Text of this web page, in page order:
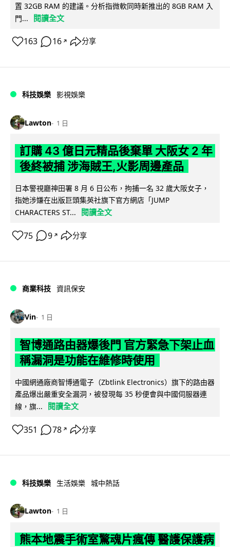
置 32GB RAM 的建議。分析指微軟同時新推出的 8GB RAM 入
門...
閱讀全文
163 16 ↗ 分享
科技娛樂 影視娛樂
Lawton 1 日
訂購 43 億日元精品後棄單 大阪女 2 年
後終被捕 涉海賊王,火影周邊產品
日本警視廳神田署 8 月 6 日公布，拘捕一名 32 歲大阪女子，
指她涉嫌在出版巨頭集英社旗下官方網店「JUMP
CHARACTERS ST...
閱讀全文
75 9 ↗ 分享
商業科技 資訊保安
Vin 1 日
智博通路由器爆後門 官方緊急下架止血
稱漏洞是功能在維修時使用
中國網通廠商智博通電子（Zbtlink Electronics）旗下的路由器
產品爆出嚴重安全漏洞，被發現每 35 秒便會與中國伺服器連
線，旗...
閱讀全文
351 78 ↗ 分享
科技娛樂 生活娛樂 城中熱話
Lawton 1 日
熊本地震手術室驚魂片瘋傳 醫護保護病